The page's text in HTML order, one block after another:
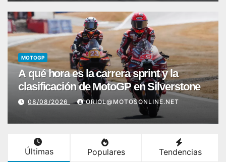
MOTOGP
A qué hora es la carrera sprint y la
clasificación de MotoGP en Silverstone
08/08/2026 ORIOL@MOTOSONLINE.NET
Últimas Populares Tendencias